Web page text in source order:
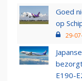
Goed
op
29-
E190-